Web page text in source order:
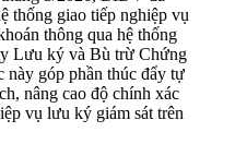
thống giao tiếp nghiệp vụ
thông qua hệ thống
Lưu ký và Bù trừ Chứng
góp phần thúc đẩy tự
nâng cao độ chính xác
vụ lưu ký giám sát trên